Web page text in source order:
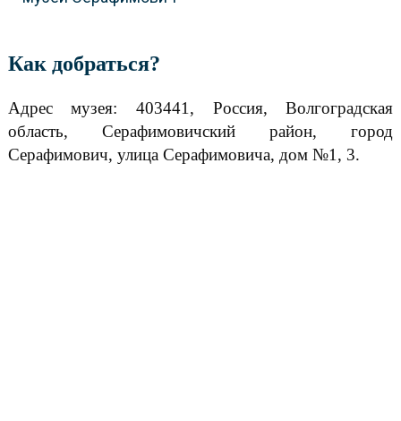
Как добраться?
Адрес музея: 403441, Россия, Волгоградская
облаcть, Серафимовичский район, город
Серафимович, улица Серафимовича, дом №1, 3.